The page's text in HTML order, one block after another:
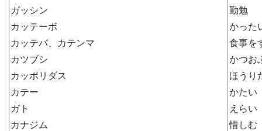
ガッシン
勤勉
カッテーボ
かった
カッテバ、カテンマ
食事を
カツブシ
かつお
カッポリダス
ほうり
カテー
かたい
ガト
えらい
カナジム
惜しむ